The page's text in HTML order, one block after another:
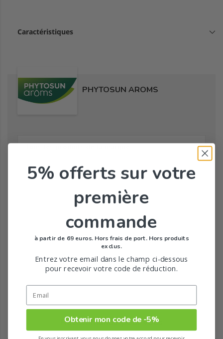
Caractéristiques
PHYTOSUN AROMS
Tous les produits de la marque
Recommandé pour vous
5% offerts sur votre
première
commande
à partir de 69 euros. Hors frais de port. Hors produits
exclus.
Entrez votre email dans le champ ci-dessous
pour recevoir votre code de réduction.
Obtenir mon code de -5%